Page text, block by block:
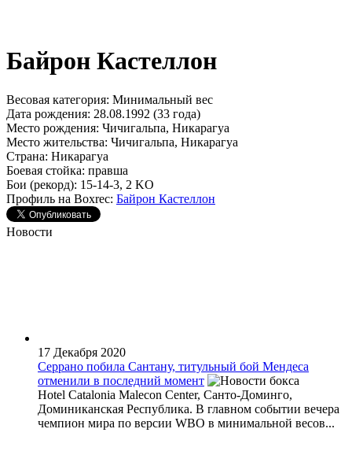
Байрон Кастеллон
Весовая категория: Минимальный вес
Дата рождения: 28.08.1992 (33 года)
Место рождения: Чичигальпа, Никарагуа
Место жительства: Чичигальпа, Никарагуа
Страна: Никарагуа
Боевая стойка: правша
Бои (рекорд): 15-14-3, 2 KO
Профиль на Boxrec: Байрон Кастеллон
Новости
17 Декабря 2020
Серрано побила Сантану, титульный бой Мендеса
отменили в последний момент
Hotel Catalonia Malecon Center, Санто-Доминго,
Доминиканская Республика. В главном событии вечера
чемпион мира по версии WBO в минимальной весов...